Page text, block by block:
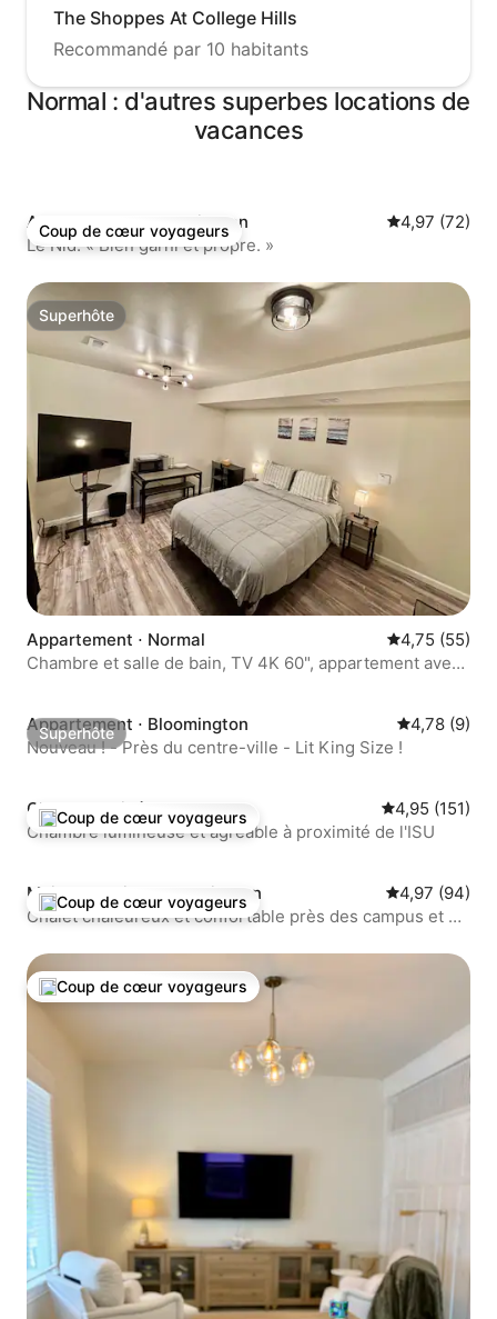
The Shoppes At College Hills
Recommandé par 10 habitants
Normal : d'autres superbes locations de
vacances
Coup de cœur voyageurs
Coup de cœur voyageurs
Appartement ⋅ Bloomington Évaluation
4,97 (72)
Le Nid. « Bien garni et propre. »
Superhôte
Superhôte
Appartement ⋅ Normal Évaluation
4,75 (55)
Chambre et salle de bain, TV 4K 60", appartement avec
Superhôte
Superhôte
Appartement ⋅ Bloomington Évaluation
4,78 (9)
Nouveau ! - Près du centre-ville - Lit King Size !
Coups de cœur voyageurs les plus appréciés
Coup de cœur voyageurs
Chambre privée ⋅ Normal Évaluation
4,95 (151)
Chambre lumineuse et agréable à proximité de l'ISU
Coups de cœur voyageurs les plus appréciés
Coup de cœur voyageurs
Maison de ville ⋅ Bloomington Évaluation
4,97 (94)
Chalet chaleureux et confortable près des campus et de
Coups de cœur voyageurs les plus appréciés
Coup de cœur voyageurs